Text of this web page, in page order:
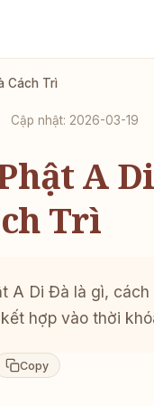
Cách Trì
Cập nhật: 2026-03-19
A
Trì
A Di Đà là gì,
hợp vào thời
Copy